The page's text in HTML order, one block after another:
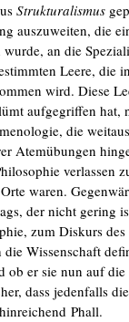
Struk­tu­ra­lis­mus
aus­zu­wei­ten, die
an die
Lee­re, die
wird. Die­se
auf­ge­grif­fen hat,
die
Atem­übun­gen
ver­las­sen
waren.
der nicht gering
zum Dis­kurs
Wis­sen­schaft
ob er sie nun auf
dass jeden­falls
Phall.